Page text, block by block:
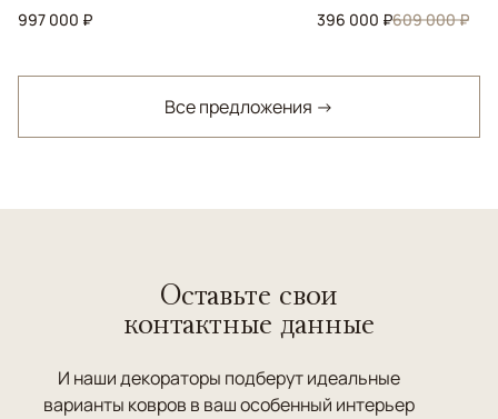
997 000 ₽
396 000 ₽609 000 ₽
Все предложения →
Оставьте свои
контактные данные
И наши декораторы подберут идеальные
варианты ковров в ваш особенный интерьер